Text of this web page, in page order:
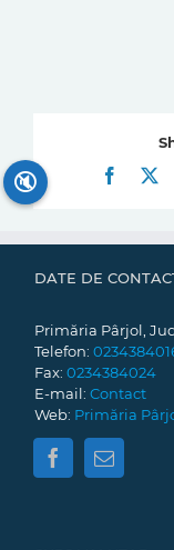
DATE DE
Primăria Pârjol,
Telefon:
Fax: 0234384024
E-mail: Contact
Web: Primăria
🔇